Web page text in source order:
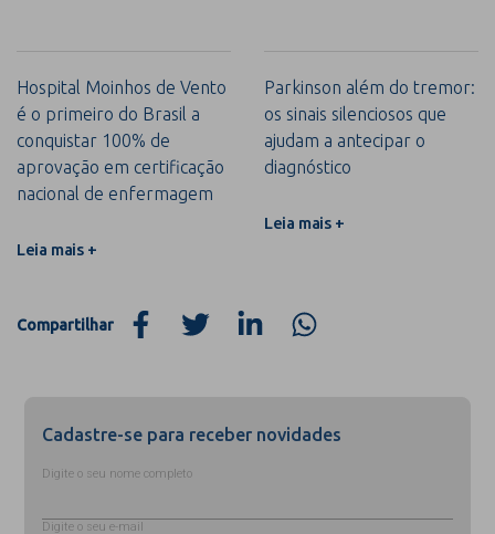
Hospital Moinhos de Vento
é o primeiro do Brasil a
conquistar 100% de
aprovação em certificação
nacional de enfermagem
Leia mais +
Parkinson além do tremor:
os sinais silenciosos que
ajudam a antecipar o
diagnóstico
Leia mais +
Compartilhar
Cadastre-se para receber novidades
Digite o seu nome completo
Digite o seu e-mail